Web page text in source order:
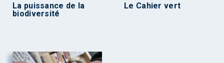
La puissance de la
biodiversité
Le Cahier vert